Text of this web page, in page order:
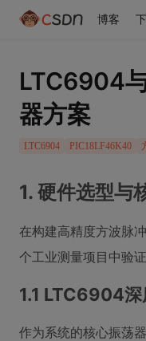
博客
LTC6904
器方案
LTC6904 PIC18LF46K40
1. 硬件选型与
在构建高精度方波脉
个工业测量项目中验
1.1 LTC6904深
作为系统的核心振荡